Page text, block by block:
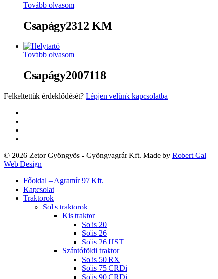
Tovább olvasom
Csapágy2312 KM
Tovább olvasom
Csapágy2007118
Felkeltettük érdeklődését? Lépjen velünk kapcsolatba
© 2026 Zetor Gyöngyös - Gyöngyagrár Kft. Made by Robert Gal
Web Design
Close
Menu
Főoldal – Agramír 97 Kft.
Kapcsolat
Traktorok
Solis traktorok
Kis traktor
Solis 20
Solis 26
Solis 26 HST
Szántóföldi traktor
Solis 50 RX
Solis 75 CRDi
Solis 90 CRDi